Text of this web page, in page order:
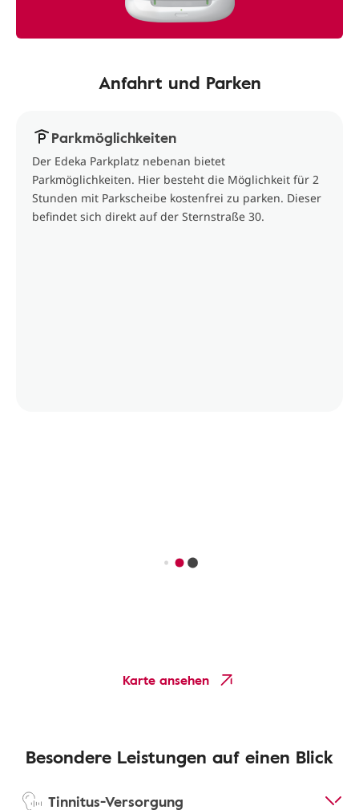
Anfahrt und Parken
Parkmöglichkeiten
Der Edeka Parkplatz nebenan bietet
Parkmöglichkeiten. Hier besteht die Möglichkeit für 2
Stunden mit Parkscheibe kostenfrei zu parken. Dieser
befindet sich direkt auf der Sternstraße 30.
Karte ansehen
Besondere Leistungen auf einen Blick
Tinnitus-Versorgung